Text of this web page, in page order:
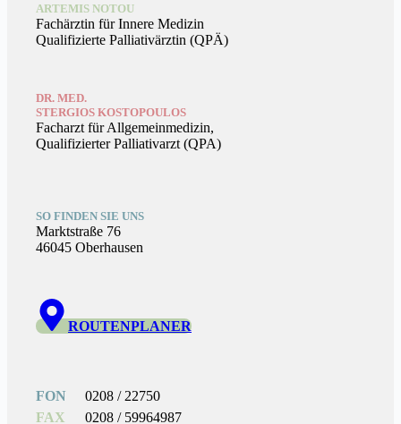
ARTEMIS NOTOU
Fachärztin für Innere Medizin
Qualifizierte Palliativärztin (QPÄ)
DR. MED.
STERGIOS KOSTOPOULOS
Facharzt für Allgemeinmedizin,
Qualifizierter Palliativarzt (QPA)
SO FINDEN SIE UNS
Marktstraße 76
46045 Oberhausen
ROUTENPLANER
FON
0208 / 22750
FAX
0208 / 59964987